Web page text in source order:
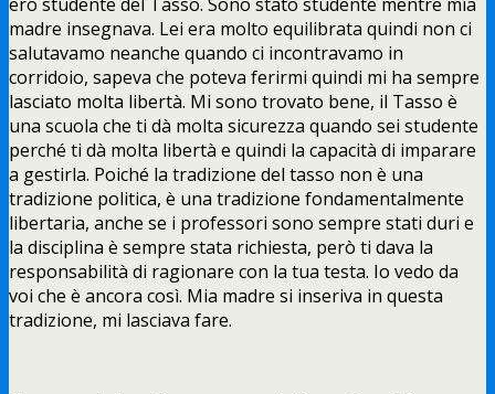
madre insegnava. Lei era molto equilibrata quindi non ci
salutavamo neanche quando ci incontravamo in
corridoio, sapeva che poteva ferirmi quindi mi ha sempre
lasciato molta libertà. Mi sono trovato bene, il Tasso è
una scuola che ti dà molta sicurezza quando sei studente
perché ti dà molta libertà e quindi la capacità di imparare
a gestirla. Poiché la tradizione del tasso non è una
tradizione politica, è una tradizione fondamentalmente
libertaria, anche se i professori sono sempre stati duri e
la disciplina è sempre stata richiesta, però ti dava la
responsabilità di ragionare con la tua testa. Io vedo da
voi che è ancora così. Mia madre si inseriva in questa
tradizione, mi lasciava fare.